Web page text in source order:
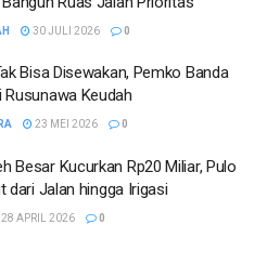
30 JULI 2026 0
Bisa Disewakan, Pemko Banda
Rusunawa Keudah
23 MEI 2026 0
Besar Kucurkan Rp20 Miliar, Pulo
dari Jalan hingga Irigasi
28 APRIL 2026 0